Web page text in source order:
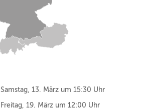
Samstag, 13. März um 15:30 Uhr
Freitag, 19. März um 12:00 Uhr